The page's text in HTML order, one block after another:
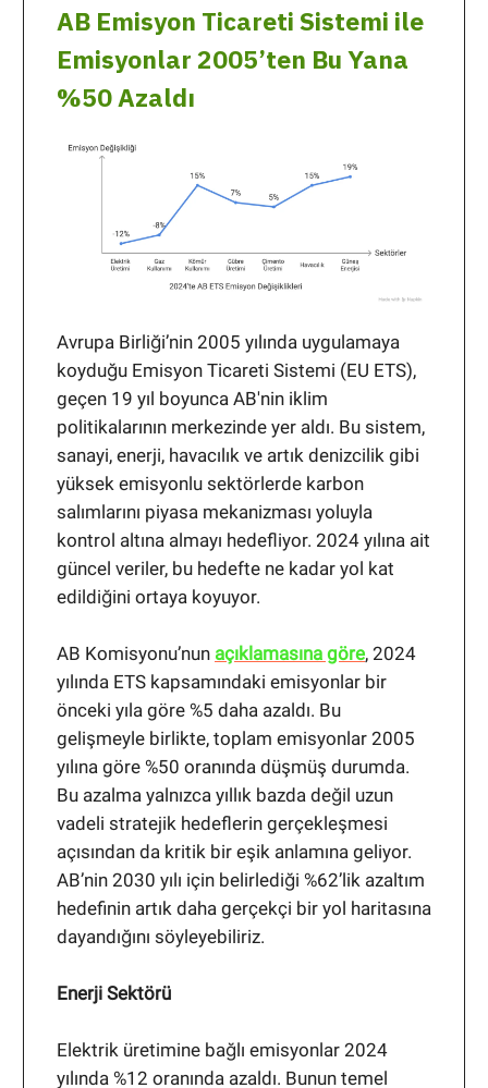
AB Emisyon Ticareti Sistemi ile
Emisyonlar 2005’ten Bu Yana
%50 Azaldı
Avrupa Birliği’nin 2005 yılında uygulamaya
koyduğu Emisyon Ticareti Sistemi (EU ETS),
geçen 19 yıl boyunca AB'nin iklim
politikalarının merkezinde yer aldı. Bu sistem,
sanayi, enerji, havacılık ve artık denizcilik gibi
yüksek emisyonlu sektörlerde karbon
salımlarını piyasa mekanizması yoluyla
kontrol altına almayı hedefliyor. 2024 yılına ait
güncel veriler, bu hedefte ne kadar yol kat
edildiğini ortaya koyuyor.
AB Komisyonu’nun açıklamasına göre, 2024
yılında ETS kapsamındaki emisyonlar bir
önceki yıla göre %5 daha azaldı. Bu
gelişmeyle birlikte, toplam emisyonlar 2005
yılına göre %50 oranında düşmüş durumda.
Bu azalma yalnızca yıllık bazda değil uzun
vadeli stratejik hedeflerin gerçekleşmesi
açısından da kritik bir eşik anlamına geliyor.
AB’nin 2030 yılı için belirlediği %62’lik azaltım
hedefinin artık daha gerçekçi bir yol haritasına
dayandığını söyleyebiliriz.
Enerji Sektörü
Elektrik üretimine bağlı emisyonlar 2024
yılında %12 oranında azaldı. Bunun temel